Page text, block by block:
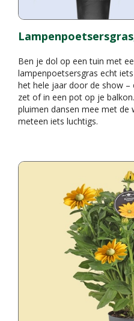
Ben je dol op een tuin met
lampenpoetsersgras echt
het hele jaar door de show –
zet of in een pot op je
pluimen dansen mee met de
meteen iets luchtigs.